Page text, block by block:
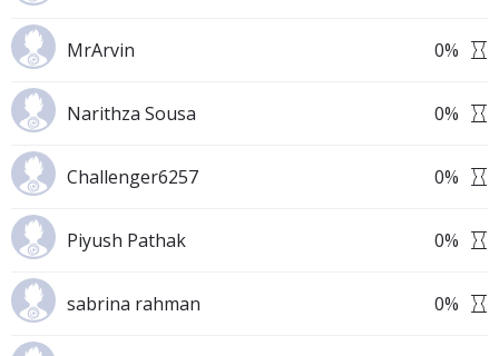
MrArvin 0%
Narithza Sousa 0%
Challenger6257 0%
Piyush Pathak 0%
sabrina rahman 0%